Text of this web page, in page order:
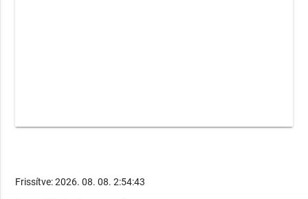
Frissítve: 2026. 08. 08. 2:54:43